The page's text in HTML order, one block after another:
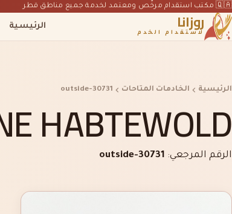
🇶🇦 مكتب استقدام مرخّص ومعتمد لخدمة جميع مناطق قطر
روزانا
لاستقدام الخدم
الرئيسية
الرئيسية الخادمات المتاحات outside-30731
HABTEWOLD
الرقم المرجعي: outside-30731